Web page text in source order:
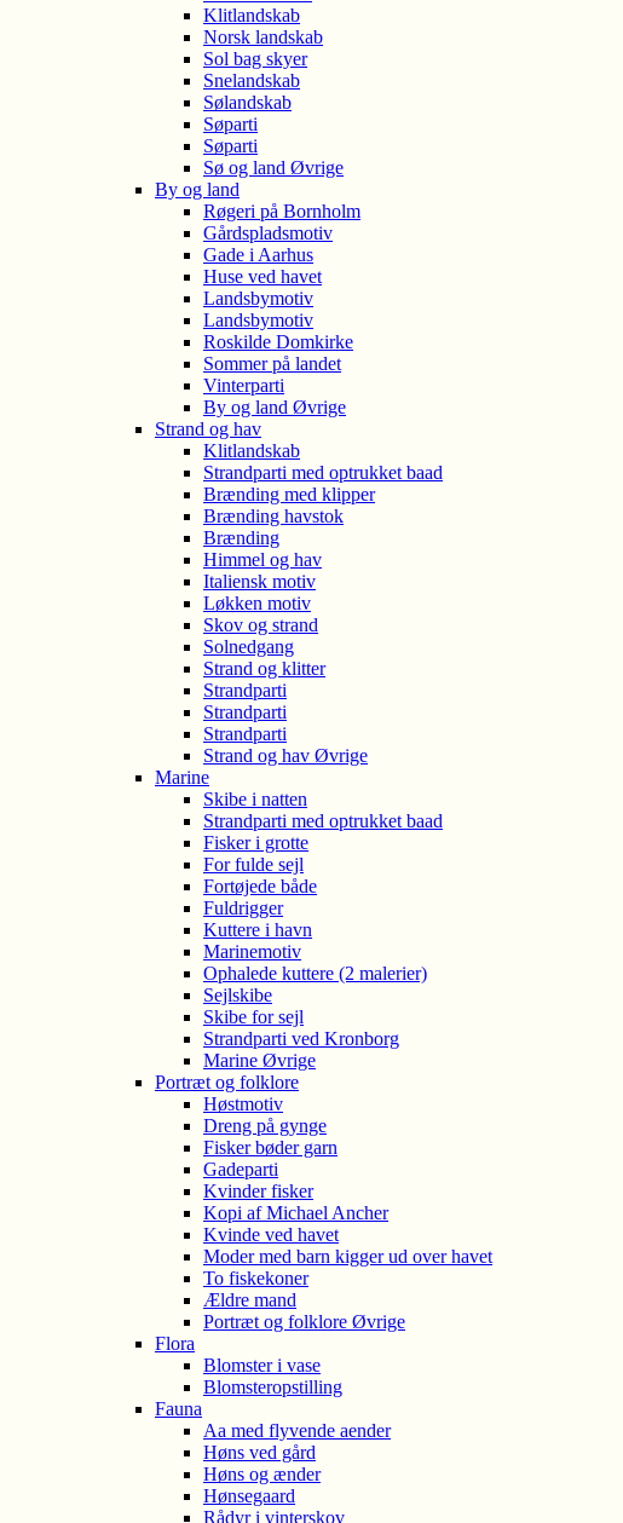
Klitlandskab
Norsk landskab
Sol bag skyer
Snelandskab
Sølandskab
Søparti
Søparti
Sø og land Øvrige
By og land
Røgeri på Bornholm
Gårdspladsmotiv
Gade i Aarhus
Huse ved havet
Landsbymotiv
Landsbymotiv
Roskilde Domkirke
Sommer på landet
Vinterparti
By og land Øvrige
Strand og hav
Klitlandskab
Strandparti med optrukket baad
Brænding med klipper
Brænding havstok
Brænding
Himmel og hav
Italiensk motiv
Løkken motiv
Skov og strand
Solnedgang
Strand og klitter
Strandparti
Strandparti
Strandparti
Strand og hav Øvrige
Marine
Skibe i natten
Strandparti med optrukket baad
Fisker i grotte
For fulde sejl
Fortøjede både
Fuldrigger
Kuttere i havn
Marinemotiv
Ophalede kuttere (2 malerier)
Sejlskibe
Skibe for sejl
Strandparti ved Kronborg
Marine Øvrige
Portræt og folklore
Høstmotiv
Dreng på gynge
Fisker bøder garn
Gadeparti
Kvinder fisker
Kopi af Michael Ancher
Kvinde ved havet
Moder med barn kigger ud over havet
To fiskekoner
Ældre mand
Portræt og folklore Øvrige
Flora
Blomster i vase
Blomsteropstilling
Fauna
Aa med flyvende aender
Høns ved gård
Høns og ænder
Hønsegaard
Rådyr i vinterskov